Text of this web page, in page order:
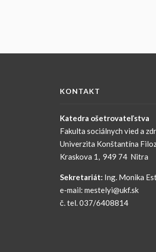
KONTAKT
Katedra ošetrovateľstva
Fakulta sociálnych vied a
Univerzita Konštantína
Kraskova 1, 949 74 Nitra
Sekretariát: Ing. Monika
e-mail: mestelyi@ukf.sk
č. tel. 037/6408814